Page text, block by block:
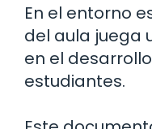
En el entorno
del aula juega
en el
estudiantes.